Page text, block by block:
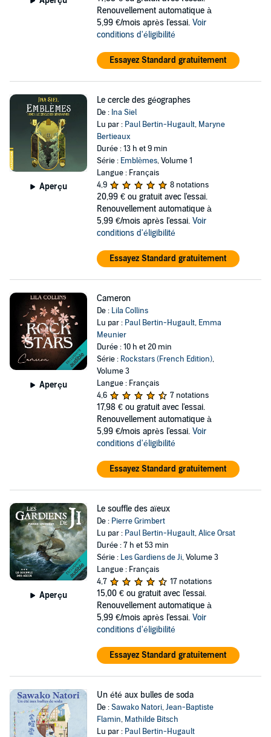
Renouvellement automatique à
5,99 €/mois après l'essai. Voir
conditions d'éligibilité
Essayez Standard gratuitement
Aperçu
Le cercle des géographes
De : Ina Siel
Lu par : Paul Bertin-Hugault, Maryne
Bertieaux
Durée : 13 h et 9 min
Série : Emblèmes, Volume 1
Langue : Français
4,9
8 notations
20,99 € ou gratuit avec l'essai.
Renouvellement automatique à
5,99 €/mois après l'essai. Voir
conditions d'éligibilité
Essayez Standard gratuitement
Aperçu
Cameron
De : Lila Collins
Lu par : Paul Bertin-Hugault, Emma
Meunier
Durée : 10 h et 20 min
Série : Rockstars (French Edition),
Volume 3
Langue : Français
4,6
7 notations
17,98 € ou gratuit avec l'essai.
Renouvellement automatique à
5,99 €/mois après l'essai. Voir
conditions d'éligibilité
Essayez Standard gratuitement
Aperçu
Le souffle des aïeux
De : Pierre Grimbert
Lu par : Paul Bertin-Hugault,Alice Orsat
Durée : 7 h et 53 min
Série : Les Gardiens de Ji, Volume 3
Langue : Français
4,7
17 notations
15,00 € ou gratuit avec l'essai.
Renouvellement automatique à
5,99 €/mois après l'essai. Voir
conditions d'éligibilité
Essayez Standard gratuitement
Un été aux bulles de soda
De :Sawako Natori,Jean-Baptiste
Flamin, Mathilde Bitsch
Lu par : Paul Bertin-Hugault